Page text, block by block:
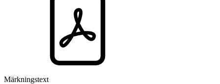
Märkningstext